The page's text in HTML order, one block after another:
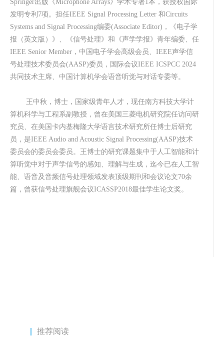
Springer出版《Microphone Arrays》学术专著1 本，获授权国际
发明专利 7项。担任IEEE Signal Processing Letter 和Circuits
Systems and Signal Processing编委(Associate Editor) ，《电子学
报（英文版）》、《信号处理》和《声学学报》青年编委、任
IEEE Senior Member ，中国电子学会高级会员、 IEEE声学信
号处理技术委员会(AASP)委员，国际会议IEEE ICSPCC 2024
共同技术主席、中国计算机学会语音听觉与对话专委等。
王中秋，博士，国家级青年人才，现任南方科技大学计
算机科学与工程系副教授，曾在美国三菱电机研究院任访问研
究员、在美国卡内基梅隆大学语言技术研究所任博士后研究
员，是IEEE Audio and Acoustic Signal Processing(AASP)技术
委员会的委员会委员。王博士的研究课题集中于人工智能和计
算听觉中对于声学信号的感知、理解与生成，迄今已在人工智
能、语音及音频信号处理领域发表顶级期刊和会议论文70余
篇，曾获信号处理旗舰会议ICASSP2018最佳学生论文奖。
推荐阅读